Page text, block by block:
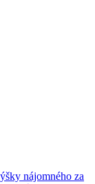
nájomného za